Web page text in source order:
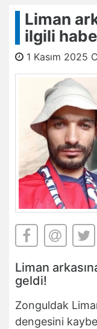
Liman
ilgili
1 Kasım 2025
Liman
geldi!
Zonguldak
dengesini